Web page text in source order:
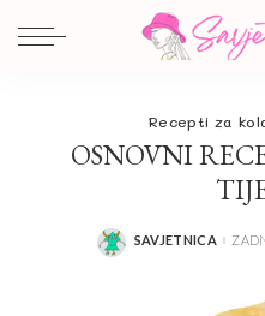
Recepti za
OSNOVNI
POSTED
SAVJETNICA